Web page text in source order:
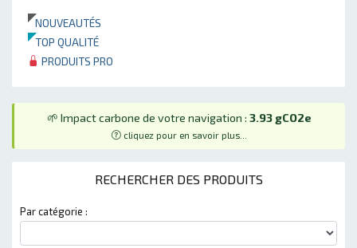
NOUVEAUTÉS
TOP QUALITÉ
PRODUITS PRO
🌱 Impact carbone de votre navigation : 3.93 gCO2e
cliquez pour en savoir plus...
RECHERCHER DES PRODUITS
Par catégorie :